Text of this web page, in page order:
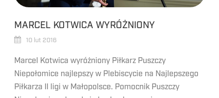
MARCEL KOTWICA WYRÓŻNIONY
10 lut 2016
Marcel Kotwica wyróżniony Piłkarz Puszczy
Niepołomice najlepszy w Plebiscycie na Najlepszego
Piłkarza II ligi w Małopolsce. Pomocnik Puszczy